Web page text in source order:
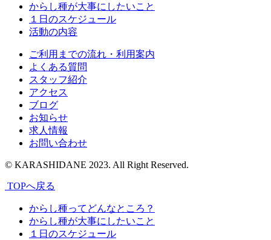
からし種が大事にしたいこと
１日のスケジュール
活動の内容
ご利用までの流れ・利用案内
よくある質問
スタッフ紹介
アクセス
ブログ
お知らせ
求人情報
お問い合わせ
© KARASHIDANE 2023. All Right Reserved.
TOPへ戻る
からし種ってどんなところ？
からし種が大事にしたいこと
１日のスケジュール